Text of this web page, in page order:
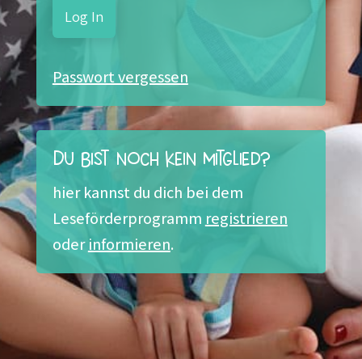
Passwort vergessen
Du bist noch kein Mitglied?
hier kannst du dich bei dem
Leseförderprogramm registrieren
oderinformieren.